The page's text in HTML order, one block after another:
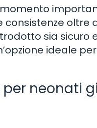
consistenze
sia sicuro
ideale
neonati